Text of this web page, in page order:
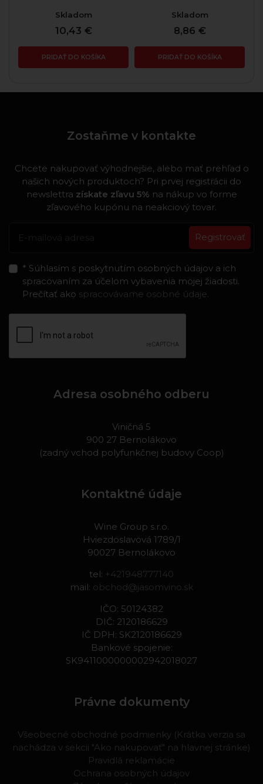
Skladom
10,43 €
PRIDAŤ DO KOŠÍKA
Skladom
8,86 €
PRIDAŤ DO KOŠÍKA
Zostaňme v kontakte
Chcete nakupovať výhodnejšie, alebo mať prehľad o
našich nových produktoch? Pri prvej registrácii do
newslettra získate zľavu 5% na nákup vo forme
zľavového kupónu na neakciový tovar.
Registrovať
* Súhlasím s poskytnutím osobných údajov a ich
spracovaním za účelom vybavenia mojej žiadosti.
Prečítať ako spracovávame osobné údaje.
Adresa osobného odberu
Viničná 5
900 27 Bernolákovo
(zadný vchod polyfunkčnej budovy Coop)
Kontaktné údaje
Wine Group s.r.o.
Hviezdoslavová 1789/1
90027 Bernolákovo
tel: +421948777140
mail: obchod@jasomvino.sk
IČO: 50124382
DIČ: 2120186629
IČ DPH: SK2120186629
Bankové spojenie:
SK9411000000002942018027
Právne dokumenty
Všeobecné obchodné podmienky (Krátka verzia sa
nachádza v sekcii "Ako nakupovať" na hlavnej stránke)
Pravidlá reklamácie
Ochrana osobných údajov